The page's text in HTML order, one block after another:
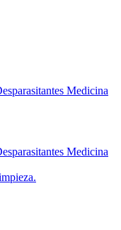
Medicina
Medicina